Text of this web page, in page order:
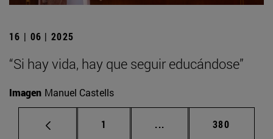
16 | 06 | 2025
“Si hay vida, hay que seguir educándose”
Imagen Manuel Castells
Página
1 ... Páginas intermedias
Página
380